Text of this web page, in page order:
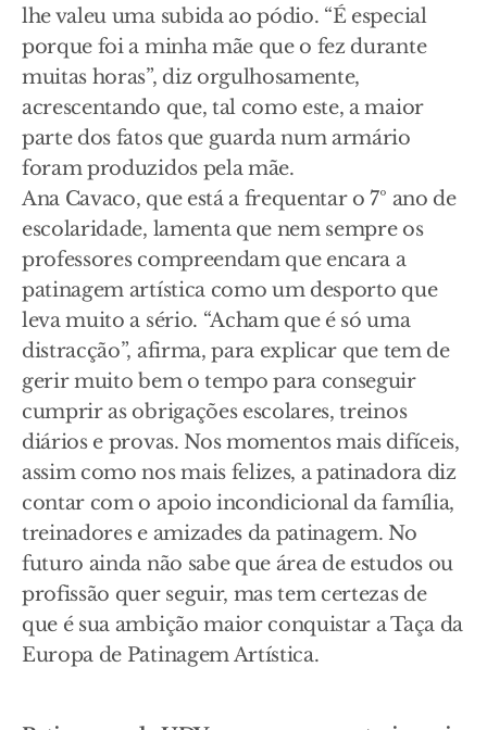
lhe valeu uma subida ao pódio. “É especial
porque foi a minha mãe que o fez durante
muitas horas”, diz orgulhosamente,
acrescentando que, tal como este, a maior
parte dos fatos que guarda num armário
foram produzidos pela mãe.
Ana Cavaco, que está a frequentar o 7º ano de
escolaridade, lamenta que nem sempre os
professores compreendam que encara a
patinagem artística como um desporto que
leva muito a sério. “Acham que é só uma
distracção”, afirma, para explicar que tem de
gerir muito bem o tempo para conseguir
cumprir as obrigações escolares, treinos
diários e provas. Nos momentos mais difíceis,
assim como nos mais felizes, a patinadora diz
contar com o apoio incondicional da família,
treinadores e amizades da patinagem. No
futuro ainda não sabe que área de estudos ou
profissão quer seguir, mas tem certezas de
que é sua ambição maior conquistar a Taça da
Europa de Patinagem Artística.